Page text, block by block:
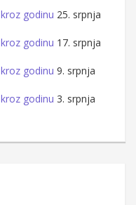
godinu 25. srpnja
godinu 17. srpnja
godinu 9. srpnja
godinu 3. srpnja